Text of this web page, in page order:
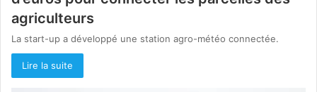
agriculteurs
La start-up a développé une station agro-météo connectée.
Lire la suite